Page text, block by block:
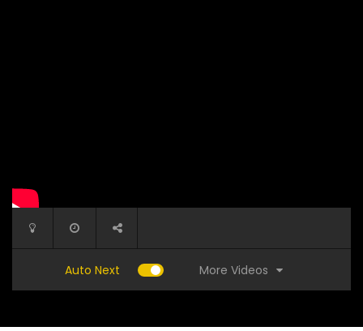
Auto Next More Videos